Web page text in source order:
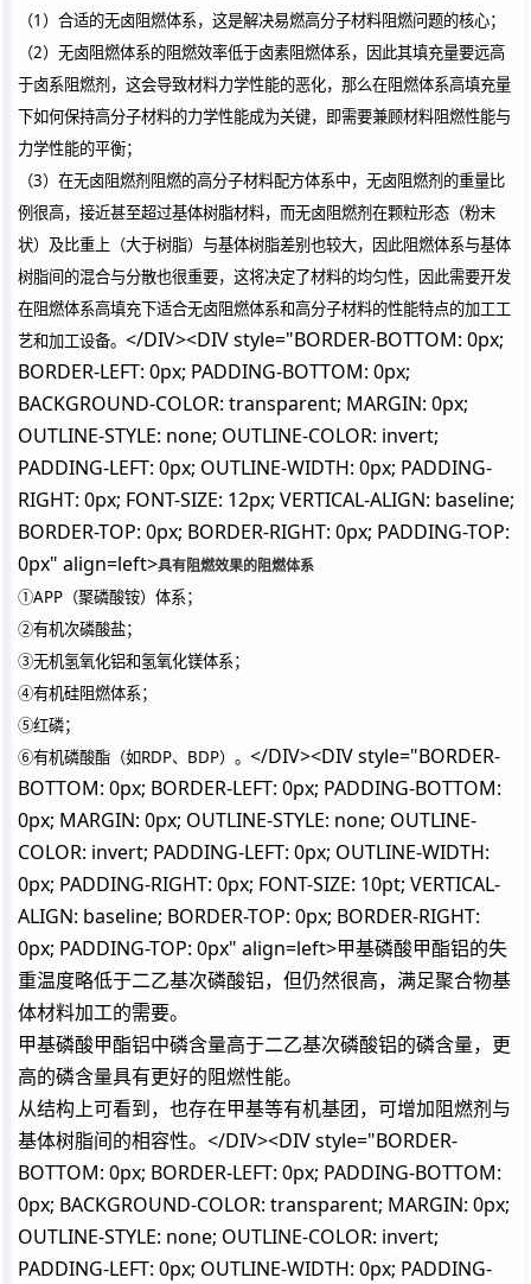
（1）合适的无卤阻燃体系，这是解决易燃高分子材料阻燃问题的核心；
（2）无卤阻燃体系的阻燃效率低于卤素阻燃体系，因此其填充量要远高
于卤系阻燃剂，这会导致材料力学性能的恶化，那么在阻燃体系高填充量
下如何保持高分子材料的力学性能成为关键，即需要兼顾材料阻燃性能与
力学性能的平衡；
（3）在无卤阻燃剂阻燃的高分子材料配方体系中，无卤阻燃剂的重量比
例很高，接近甚至超过基体树脂材料，而无卤阻燃剂在颗粒形态（粉末
状）及比重上（大于树脂）与基体树脂差别也较大，因此阻燃体系与基体
树脂间的混合与分散也很重要，这将决定了材料的均匀性，因此需要开发
在阻燃体系高填充下适合无卤阻燃体系和高分子材料的性能特点的加工工
艺和加工设备。 </DIV><DIV style="BORDER-BOTTOM: 0px;
BORDER-LEFT: 0px; PADDING-BOTTOM: 0px;
BACKGROUND-COLOR: transparent; MARGIN: 0px;
OUTLINE-STYLE: none; OUTLINE-COLOR: invert;
PADDING-LEFT: 0px; OUTLINE-WIDTH: 0px; PADDING-
RIGHT: 0px; FONT-SIZE: 12px; VERTICAL-ALIGN: baseline;
BORDER-TOP: 0px; BORDER-RIGHT: 0px; PADDING-TOP:
0px" align=left>具有阻燃效果的阻燃体系
①APP（聚磷酸铵）体系；
②有机次磷酸盐；
③无机氢氧化铝和氢氧化镁体系；
④有机硅阻燃体系；
⑤红磷；
⑥有机磷酸酯（如RDP、BDP）。 </DIV><DIV style="BORDER-
BOTTOM: 0px; BORDER-LEFT: 0px; PADDING-BOTTOM:
0px; MARGIN: 0px; OUTLINE-STYLE: none; OUTLINE-
COLOR: invert; PADDING-LEFT: 0px; OUTLINE-WIDTH:
0px; PADDING-RIGHT: 0px; FONT-SIZE: 10pt; VERTICAL-
ALIGN: baseline; BORDER-TOP: 0px; BORDER-RIGHT:
0px; PADDING-TOP: 0px" align=left>甲基磷酸甲酯铝的失
重温度略低于二乙基次磷酸铝，但仍然很高，满足聚合物基
体材料加工的需要。
甲基磷酸甲酯铝中磷含量高于二乙基次磷酸铝的磷含量，更
高的磷含量具有更好的阻燃性能。
从结构上可看到，也存在甲基等有机基团，可增加阻燃剂与
基体树脂间的相容性。</DIV><DIV style="BORDER-
BOTTOM: 0px; BORDER-LEFT: 0px; PADDING-BOTTOM:
0px; BACKGROUND-COLOR: transparent; MARGIN: 0px;
OUTLINE-STYLE: none; OUTLINE-COLOR: invert;
PADDING-LEFT: 0px; OUTLINE-WIDTH: 0px; PADDING-